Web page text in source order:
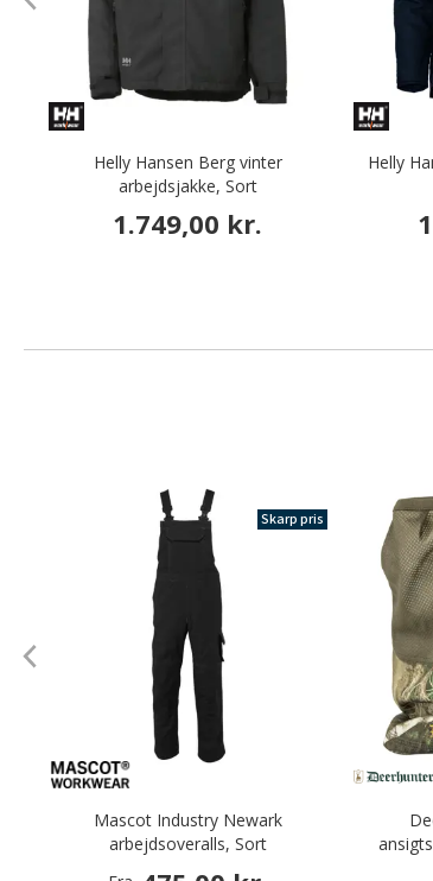
Helly Hansen Berg vinter
arbejdsjakke, Sort
1.749,00 kr.
Helly
Skarp pris
Mascot Industry Newark
arbejdsoveralls, Sort